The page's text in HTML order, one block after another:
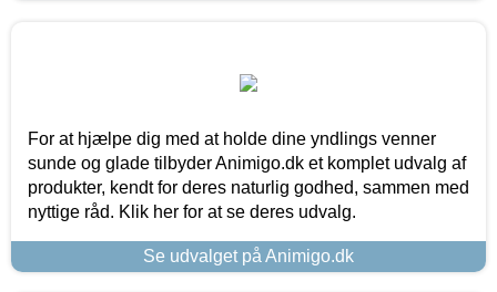
For at hjælpe dig med at holde dine yndlings venner
sunde og glade tilbyder Animigo.dk et komplet udvalg af
produkter, kendt for deres naturlig godhed, sammen med
nyttige råd. Klik her for at se deres udvalg.
Se udvalget på Animigo.dk